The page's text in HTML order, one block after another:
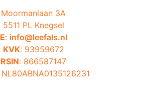
Moormanlaan 3A
5511 PL Knegsel
E: info@leefals.nl
KVK: 93959672
RSIN: 866587147
NL80ABNA0135126231